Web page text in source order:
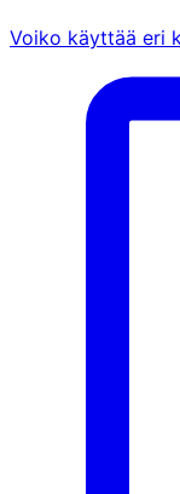
Voiko käyttää eri